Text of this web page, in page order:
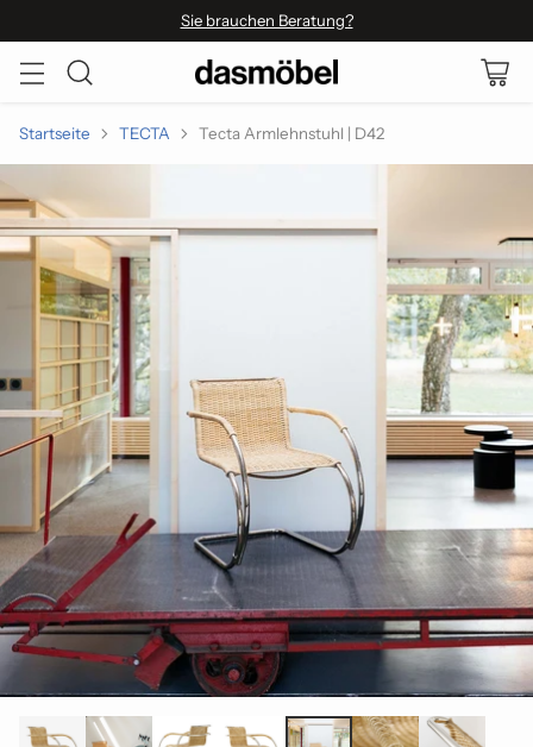
Sie brauchen Beratung?
Startseite TECTA Tecta Armlehnstuhl | D42